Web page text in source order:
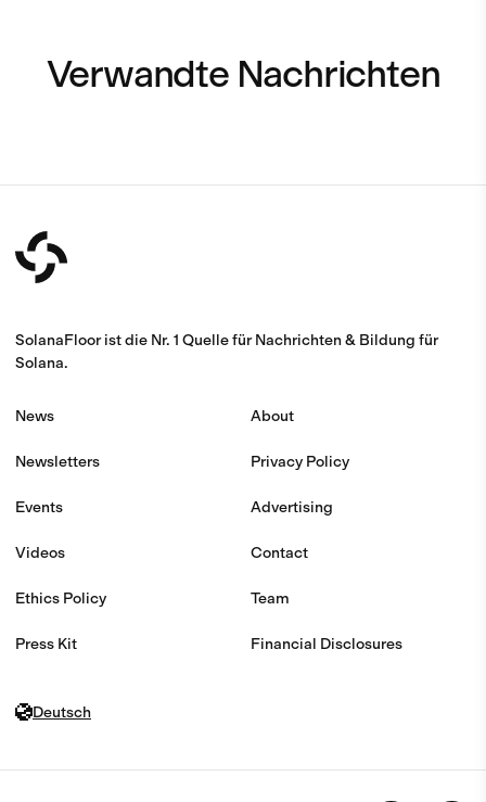
Verwandte Nachrichten
SolanaFloor ist die Nr. 1 Quelle für Nachrichten & Bildung für
Solana.
News
Newsletters
Events
Videos
Ethics Policy
Press Kit
About
Privacy Policy
Advertising
Contact
Team
Financial Disclosures
Deutsch